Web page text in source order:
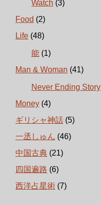
Watch (3)
Food (2)
Life (48)
能 (1)
Man & Woman (41)
Never Ending Story
Money (4)
ギリシャ神話 (5)
一丞しゅん (46)
中国古典 (21)
四国遍路 (6)
西洋占星術 (7)